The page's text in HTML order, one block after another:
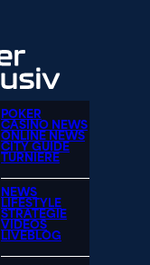
POKER
CASINO NEWS
ONLINE NEWS
CITY GUIDE
TURNIERE
NEWS
LIFESTYLE
STRATEGIE
VIDEOS
LIVEBLOG